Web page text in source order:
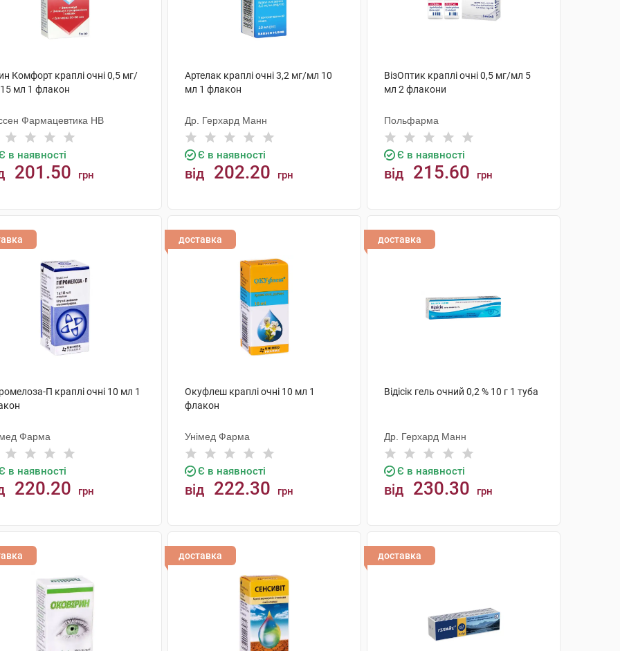
Комфорт краплі очні 0,5 мг/
мл 1 флакон
Фармацевтика НВ
в наявності
201.50 грн
Артелак краплі очні 3,2 мг/мл 10
мл 1 флакон
Др. Герхард Манн
Є в наявності
від 202.20 грн
ВізОптик краплі очні 0,5 мг/мл 5
мл 2 флакони
Польфарма
Є в наявності
від 215.60 грн
П краплі очні 10 мл 1
Фарма
в наявності
220.20 грн
доставка
Окуфлеш краплі очні 10 мл 1
флакон
Унімед Фарма
Є в наявності
від 222.30 грн
доставка
Відісік гель очний 0,2 % 10 г 1 туба
Др. Герхард Манн
Є в наявності
від 230.30 грн
доставка доставка